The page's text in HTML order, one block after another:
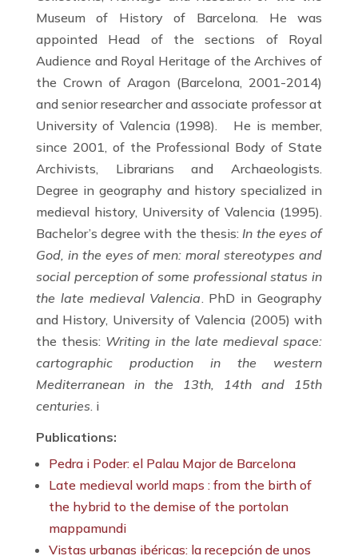
Museum of History of Barcelona. He was
appointed Head of the sections of Royal
Audience and Royal Heritage of the Archives of
the Crown of Aragon (Barcelona, 2001-2014)
and senior researcher and associate professor at
University of Valencia (1998). He is member,
since 2001, of the Professional Body of State
Archivists, Librarians and Archaeologists.
Degree in geography and history specialized in
medieval history, University of Valencia (1995).
Bachelor’s degree with the thesis: In the eyes of
God, in the eyes of men: moral stereotypes and
social perception of some professional status in
the late medieval Valencia . PhD in Geography
and History, University of Valencia (2005) with
the thesis: Writing in the late medieval space:
cartographic production in the western
Mediterranean in the 13th, 14th and 15th
centuries . i
Publications:
Pedra i Poder: el Palau Major de Barcelona
Late medieval world maps : from the birth of
the hybrid to the demise of the portolan
mappamundi
Vistas urbanas ibéricas: la recepción de unos